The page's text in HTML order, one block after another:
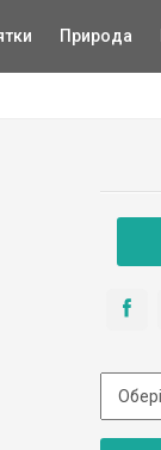
Природа